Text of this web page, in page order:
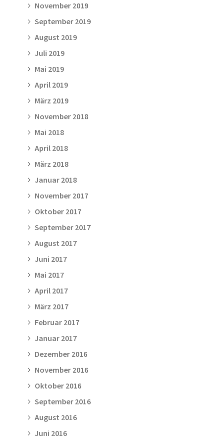
November 2019
September 2019
August 2019
Juli 2019
Mai 2019
April 2019
März 2019
November 2018
Mai 2018
April 2018
März 2018
Januar 2018
November 2017
Oktober 2017
September 2017
August 2017
Juni 2017
Mai 2017
April 2017
März 2017
Februar 2017
Januar 2017
Dezember 2016
November 2016
Oktober 2016
September 2016
August 2016
Juni 2016